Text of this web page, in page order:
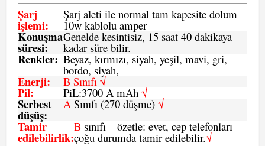
Şarj
işlemi:
Şarj aleti ile normal tam kapesite dolum
10w kablolu amper
Konuşma
süresi:
Genelde kesintisiz, 15 saat 40 dakikaya
kadar süre bilir.
Renkler: Beyaz, kırmızı, siyah, yeşil, mavi, gri,
bordo, siyah,
Enerji: B Sınıfı √
Pil: PiL:3700 A mAh √
Serbest
düşüş:
ASınıfı (270 düşme) √
Tamir
edilebilirlik:
B sınıfı – özetle: evet, cep telefonları
çoğu durumda tamir edilebilir.√